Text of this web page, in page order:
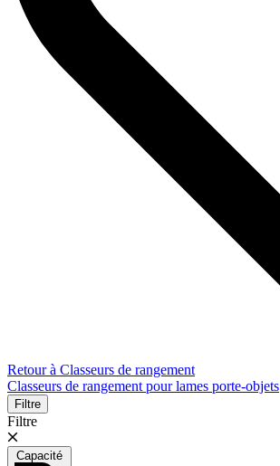
Retour à Classeurs de rangement
Classeurs de rangement pour lames porte-objets
Filtre
Filtre
Capacité